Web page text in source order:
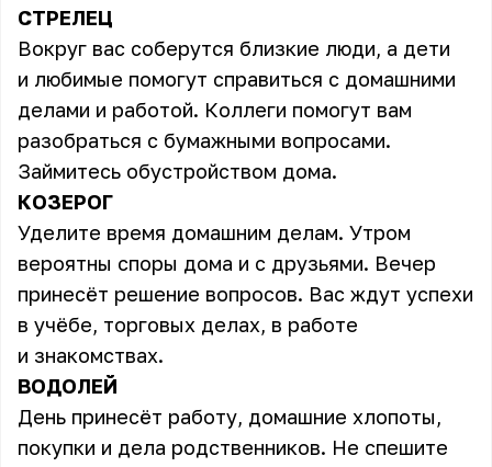
СТРЕЛЕЦ
Вокруг вас соберутся близкие люди, а дети
и любимые помогут справиться с домашними
делами и работой. Коллеги помогут вам
разобраться с бумажными вопросами.
Займитесь обустройством дома.
КОЗЕРОГ
Уделите время домашним делам. Утром
вероятны споры дома и с друзьями. Вечер
принесёт решение вопросов. Вас ждут успехи
в учёбе, торговых делах, в работе
и знакомствах.
ВОДОЛЕЙ
День принесёт работу, домашние хлопоты,
покупки и дела родственников. Не спешите